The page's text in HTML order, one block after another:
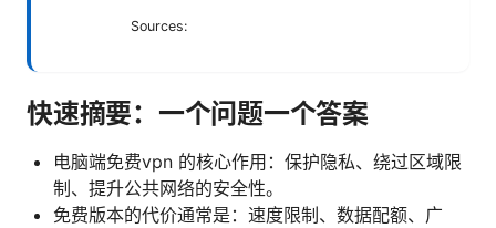
Sources:
快速摘要：一个问题一个答案
电脑端免费vpn 的核心作用：保护隐私、绕过区域限
制、提升公共网络的安全性。
免费版本的代价通常是：速度限制、数据配额、广